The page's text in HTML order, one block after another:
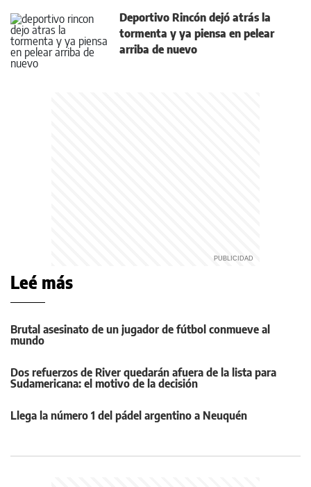
Deportivo Rincón dejó atrás la
tormenta y ya piensa en pelear
arriba de nuevo
Leé más
Brutal asesinato de un jugador de fútbol conmueve al
mundo
Dos refuerzos de River quedarán afuera de la lista para
Sudamericana: el motivo de la decisión
Llega la número 1 del pádel argentino a Neuquén